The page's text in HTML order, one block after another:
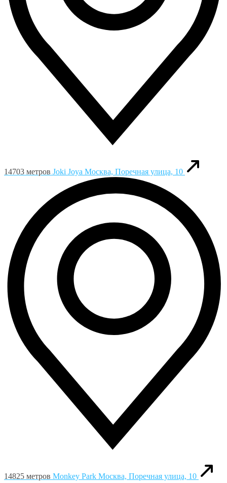
14703 метров Joki Joya Москва, Поречная улица, 10
14825 метров Monkey Park Москва, Поречная улица, 10